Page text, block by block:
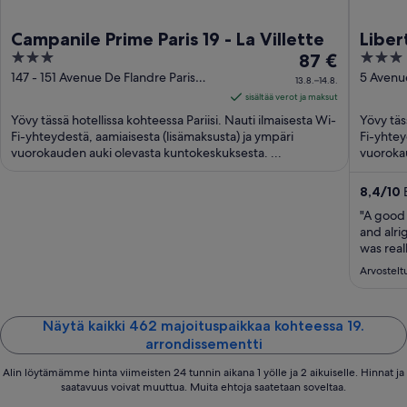
Campanile Prime Paris 19 - La Villette
3
out
5
147 - 151 Avenue De Flandre Paris
Hinta
on
87 €
per
87 €
13.8.–14.8.
sisältää verot ja maksut
Yövy tässä hotellissa kohteessa Pariisi. Nauti ilmaisesta Wi-
Fi-yhteydestä, aamiaisesta (lisämaksusta) ja ympäri
vuorokauden auki olevasta kuntokeskuksesta. ...
3
out
5
5
Yövy
Fi-
8,4/10
"A
and
was
Näytä kaikki 462 majoituspaikkaa kohteessa 19.
arrondissementti
Alin löytämämme hinta viimeisten 24 tunnin aikana 1 yölle ja 2 aikuiselle. Hinnat ja
saatavuus voivat muuttua. Muita ehtoja saatetaan soveltaa.